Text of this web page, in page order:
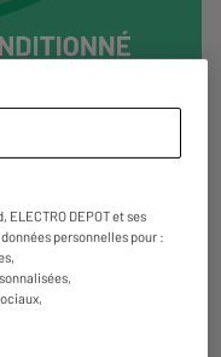
DEPOT et ses
personnelles pour :